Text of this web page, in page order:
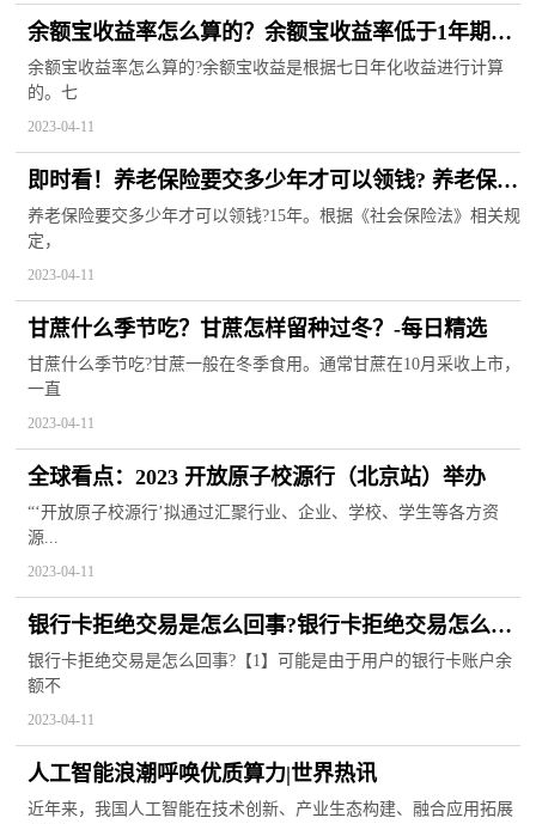
余额宝收益率怎么算的？余额宝收益率低于1年期定
存怎么回事？
余额宝收益率怎么算的?余额宝收益是根据七日年化收益进行计算
的。七
2023-04-11
即时看！养老保险要交多少年才可以领钱? 养老保险
退休后还能缴费吗？
养老保险要交多少年才可以领钱?15年。根据《社会保险法》相关规
定，
2023-04-11
甘蔗什么季节吃？甘蔗怎样留种过冬？-每日精选
甘蔗什么季节吃?甘蔗一般在冬季食用。通常甘蔗在10月采收上市，
一直
2023-04-11
全球看点：2023 开放原子校源行（北京站）举办
“‘开放原子校源行’拟通过汇聚行业、企业、学校、学生等各方资
源...
2023-04-11
银行卡拒绝交易是怎么回事?银行卡拒绝交易怎么把
钱转出来?
银行卡拒绝交易是怎么回事?【1】可能是由于用户的银行卡账户余
额不
2023-04-11
人工智能浪潮呼唤优质算力|世界热讯
近年来，我国人工智能在技术创新、产业生态构建、融合应用拓展